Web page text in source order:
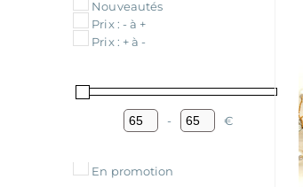
Nouveautés
Prix : - à +
Prix : + à -
Minimum Price
-
Maximum Price
€
En promotion